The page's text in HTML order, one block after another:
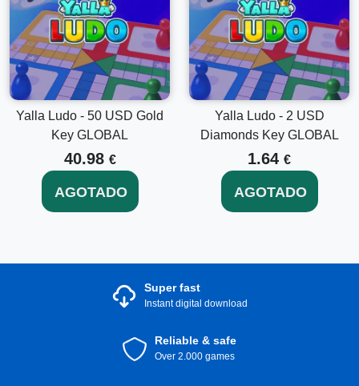
Yalla Ludo - 50 USD Gold
Key GLOBAL
40.98 €
AGOTADO
Yalla Ludo - 2 USD
Diamonds Key GLOBAL
1.64 €
AGOTADO
Super fast
Instant digital download
Reliable & safe
Over 2.000 games